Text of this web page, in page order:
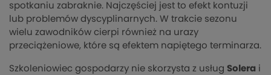
spotkaniu zabraknie. Najczęściej jest to efekt kontuzji
lub problemów dyscyplinarnych. W trakcie sezonu
wielu zawodników cierpi również na urazy
przeciążeniowe, które są efektem napiętego terminarza.
Szkoleniowiec gospodarzy nie skorzysta z usług Solera i